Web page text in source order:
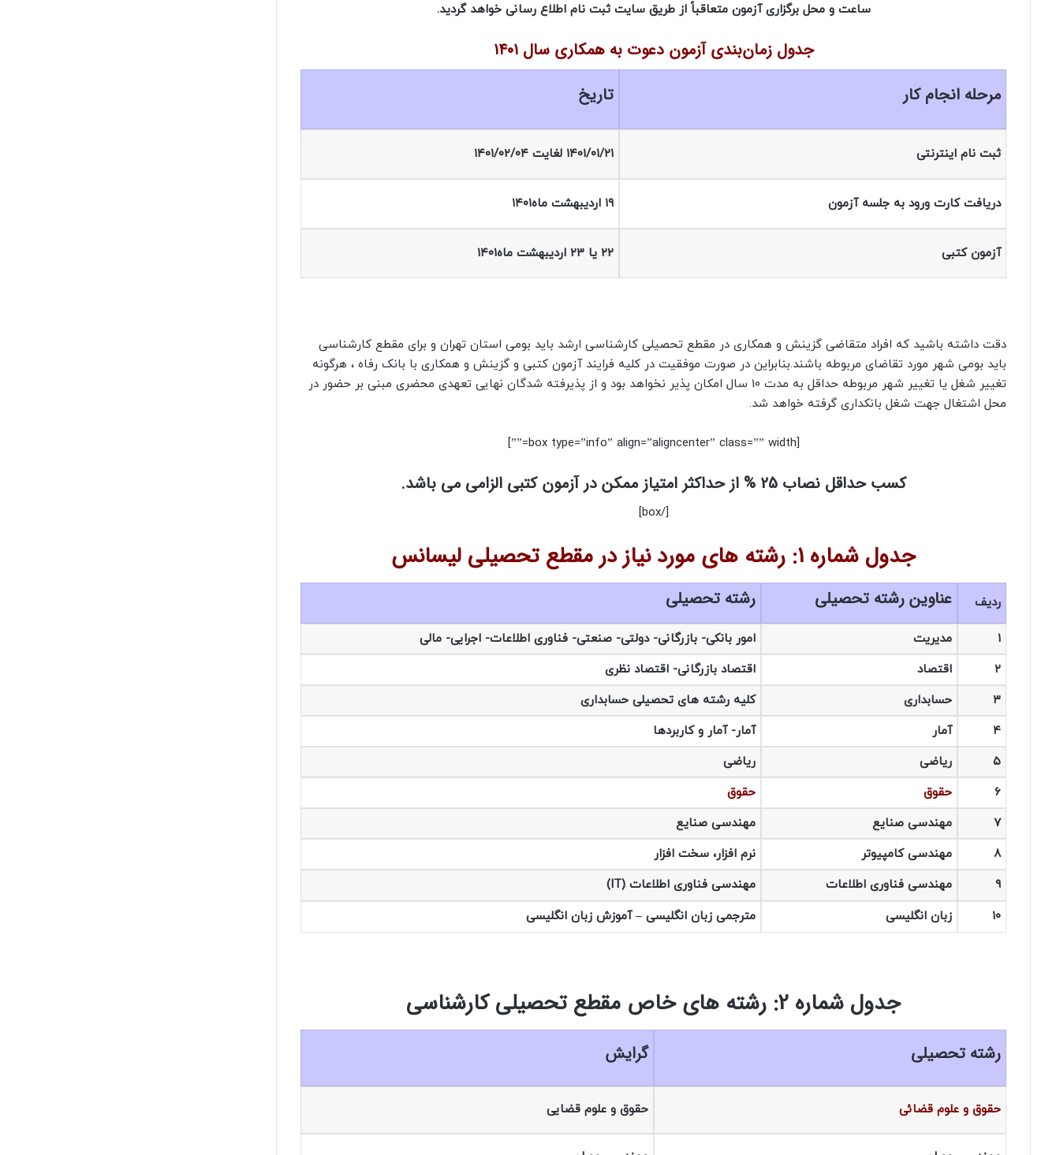
ساعت و محل برگزاری آزمون متعاقباً از طریق سایت ثبت نام اطلاع رسانی خواهد گردید.
جدول زمان‌بندی آزمون دعوت به همکاری سال ۱۴۰۱
مرحله انجام کار
تاریخ
ثبت نام اینترنتی ۱۴۰۱/۰۱/۲۱ لغایت ۱۴۰۱/۰۲/۰۴
دریافت کارت ورود به جلسه آزمون ۱۹ اردیبهشت ماه۱۴۰۱
آزمون کتبی ۲۲ یا ۲۳ اردیبهشت ماه۱۴۰۱
دقت داشته باشید که افراد متقاضی گزینش و همکاری در مقطع تحصیلی کارشناسی ارشد باید بومی استان تهران و برای مقطع کارشناسی
باید بومی شهر مورد تقاضای مربوطه باشند.بنابراین در صورت موفقیت در کلیه فرایند آزمون کتبی و گزینش و همکاری با بانک رفاه ، هرگونه
تغییر شغل یا تغییر شهر مربوطه حداقل به مدت 10 سال امکان پذیر نخواهد بود و از پذیرفته شدگان نهایی تعهدی محضری مبنی بر حضور در
محل اشتغال جهت شغل بانکداری گرفته خواهد شد.
[box type=”info” align=”aligncenter” class=”” width=””]
کسب حداقل نصاب 25 % از حداکثر امتیاز ممکن در آزمون کتبی الزامی می باشد.
[/box]
جدول شماره 1: رشته های مورد نیاز در مقطع تحصیلی لیسانس
ردیف عناوین رشته تحصیلی رشته تحصیلی
۱ مدیریت
امور بانکی- بازرگانی- دولتی- صنعتی- فناوری اطلاعات- اجرایی- مالی
۲
اقتصاد
اقتصاد بازرگانی- اقتصاد نظری
۳
حسابداری
کلیه رشته های تحصیلی حسابداری
۴
آمار
آمار- آمار و کاربردها
۵
ریاضی
ریاضی
۶
حقوق
حقوق
۷
مهندسی صنایع
مهندسی صنایع
۸
مهندسی کامپیوتر
نرم افزار، سخت افزار
۹
مهندسی فناوری اطلاعات
مهندسی فناوری اطلاعات (IT)
۱۰
زبان انگلیسی مترجمی زبان انگلیسی – آموزش زبان انگلیسی
جدول شماره 2: رشته های خاص مقطع تحصیلی کارشناسی
رشته تحصیلی گرایش
حقوق و علوم قضائی حقوق و علوم قضایی